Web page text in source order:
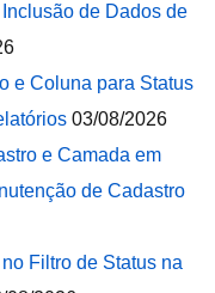
de Dados de
e Coluna para Status
03/08/2026
e Camada em
de Cadastro
Filtro de Status na